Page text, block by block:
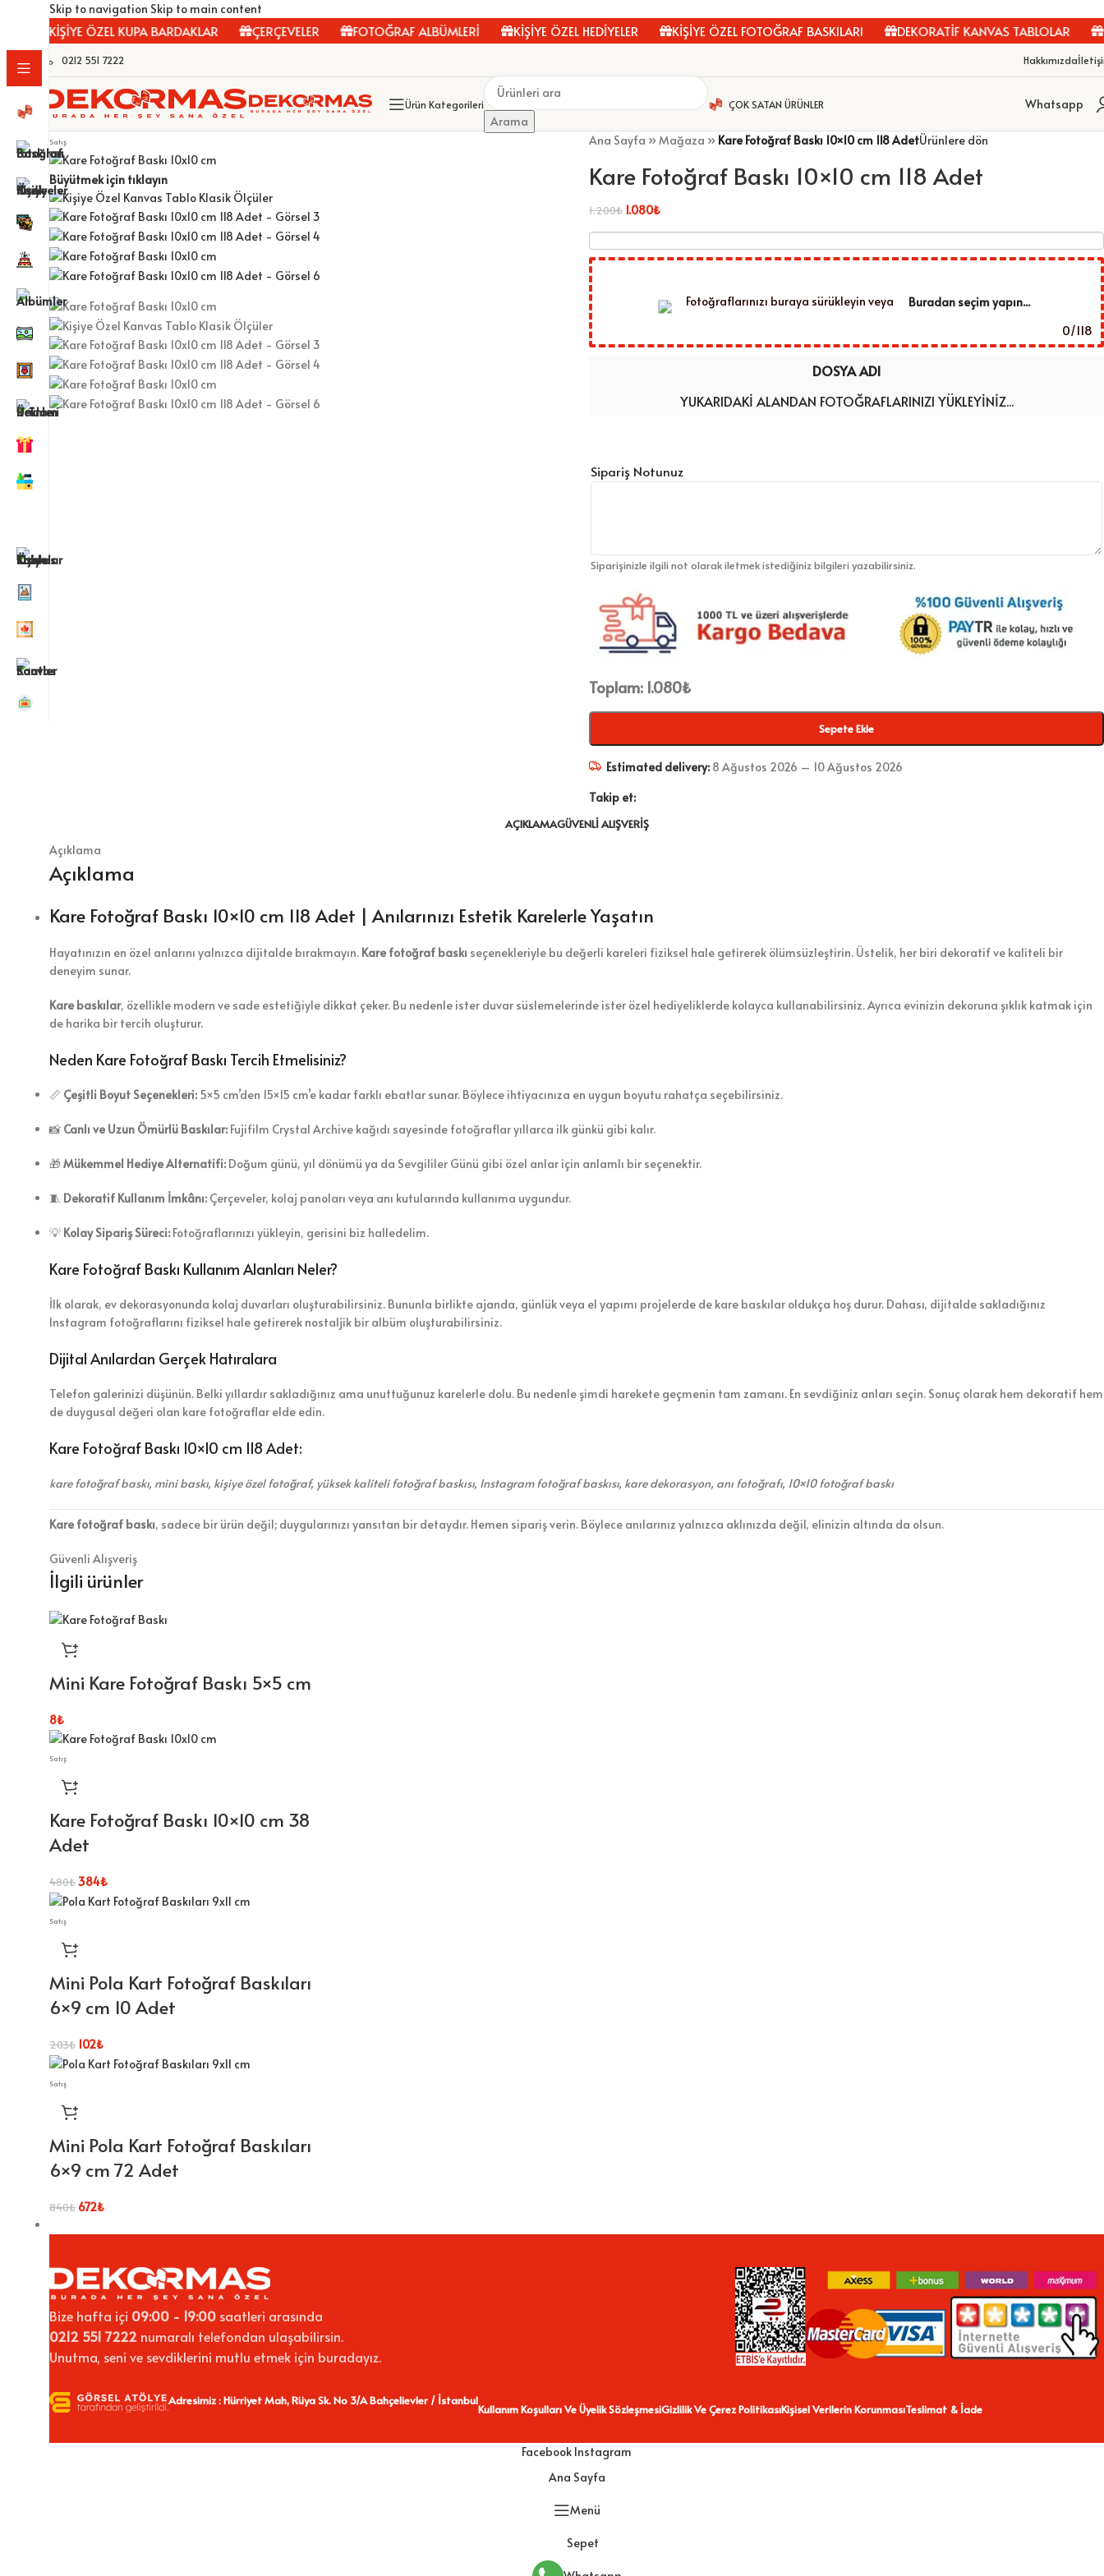
Skip to navigation Skip to main content
KİŞİYE ÖZEL KUPA BARDAKLAR ÇERÇEVELER FOTOĞRAF ALBÜMLERİ KİŞİYE ÖZEL HEDİYELER KİŞİYE ÖZEL FOTOĞRAF BASKILARI DEKORATİF KANVAS TABLOLAR
0212 551 7222 Hakkımızda
Ürün Kategorileri
Arama
ÇOK SATAN ÜRÜNLER Whatsapp
Satış
Büyütmek için tıklayın
Ana Sayfa »Mağaza » Kare Fotoğraf Baskı 10×10 cm 118 AdetÜrünlere dön
Kare Fotoğraf Baskı 10×10 cm 118 Adet
1.200₺ 1.080₺
Fotoğraflarınızı buraya sürükleyin veya Buradan seçim yapın...
0/118
DOSYA ADI
YUKARIDAKI ALANDAN FOTOĞRAFLARINIZI YÜKLEYINIZ...
Sipariş Notunuz
Siparişinizle ilgili not olarak iletmek istediğiniz bilgileri yazabilirsiniz.
Toplam: 1.080₺
Sepete Ekle
Estimated delivery: 8 Ağustos 2026 – 10 Ağustos 2026
Takip et:
AÇIKLAMAGÜVENLI ALIŞVERIŞ
Açıklama
Açıklama
Kare Fotoğraf Baskı 10×10 cm 118 Adet | Anılarınızı Estetik Karelerle Yaşatın
Hayatınızın en özel anlarını yalnızca dijitalde bırakmayın. Kare fotoğraf baskı seçenekleriyle bu değerli kareleri fiziksel hale getirerek ölümsüzleştirin. Üstelik, her biri dekoratif ve kaliteli bir
deneyim sunar.
Kare baskılar, özellikle modern ve sade estetiğiyle dikkat çeker. Bu nedenle ister duvar süslemelerinde ister özel hediyeliklerde kolayca kullanabilirsiniz. Ayrıca evinizin dekoruna şıklık katmak için
de harika bir tercih oluşturur.
Neden Kare Fotoğraf Baskı Tercih Etmelisiniz?
📏 Çeşitli Boyut Seçenekleri: 5×5 cm’den 15×15 cm’e kadar farklı ebatlar sunar. Böylece ihtiyacınıza en uygun boyutu rahatça seçebilirsiniz.
📸 Canlı ve Uzun Ömürlü Baskılar: Fujifilm Crystal Archive kağıdı sayesinde fotoğraflar yıllarca ilk günkü gibi kalır.
🎁 Mükemmel Hediye Alternatifi: Doğum günü, yıl dönümü ya da Sevgililer Günü gibi özel anlar için anlamlı bir seçenektir.
🧵 Dekoratif Kullanım İmkânı: Çerçeveler, kolaj panoları veya anı kutularında kullanıma uygundur.
💡 Kolay Sipariş Süreci: Fotoğraflarınızı yükleyin, gerisini biz halledelim.
Kare Fotoğraf Baskı Kullanım Alanları Neler?
İlk olarak, ev dekorasyonunda kolaj duvarları oluşturabilirsiniz. Bununla birlikte ajanda, günlük veya el yapımı projelerde de kare baskılar oldukça hoş durur. Dahası, dijitalde sakladığınız
Instagram fotoğraflarını fiziksel hale getirerek nostaljik bir albüm oluşturabilirsiniz.
Dijital Anılardan Gerçek Hatıralara
Telefon galerinizi düşünün. Belki yıllardır sakladığınız ama unuttuğunuz karelerle dolu. Bu nedenle şimdi harekete geçmenin tam zamanı. En sevdiğiniz anları seçin. Sonuç olarak hem dekoratif hem
de duygusal değeri olan kare fotoğraflar elde edin.
Kare Fotoğraf Baskı 10×10 cm 118 Adet:
kare fotoğraf baskı, mini baskı, kişiye özel fotoğraf, yüksek kaliteli fotoğraf baskısı, Instagram fotoğraf baskısı, kare dekorasyon, anı fotoğrafı, 10×10 fotoğraf baskı
Kare fotoğraf baskı, sadece bir ürün değil; duygularınızı yansıtan bir detaydır. Hemen sipariş verin. Böylece anılarınız yalnızca aklınızda değil, elinizin altında da olsun.
Güvenli Alışveriş
İlgili ürünler
Mini Kare Fotoğraf Baskı 5×5 cm
8₺
Satış
Kare Fotoğraf Baskı 10×10 cm 38
Adet
480₺384₺
Satış
Mini Pola Kart Fotoğraf Baskıları
6×9 cm 10 Adet
203₺ 102₺
Satış
Mini Pola Kart Fotoğraf Baskıları
6×9 cm 72 Adet
840₺ 672₺
Bize hafta içi 09:00 - 19:00 saatleri arasında
0212 551 7222 numaralı telefondan ulaşabilirsin.
Unutma, seni ve sevdiklerini mutlu etmek için buradayız.
Adresimiz : Hürriyet Mah, Rüya Sk. No 3/A Bahçelievler / İstanbul
Kullanım Koşulları Ve Üyelik SözleşmesiGizlilik Ve Çerez PolitikasıKişisel Verilerin KorunmasıTeslimat & İade
Facebook Instagram
Ana Sayfa
Menü
Sepet